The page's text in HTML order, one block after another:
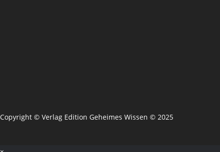
Copyright © Verlag Edition Geheimes Wissen © 2025